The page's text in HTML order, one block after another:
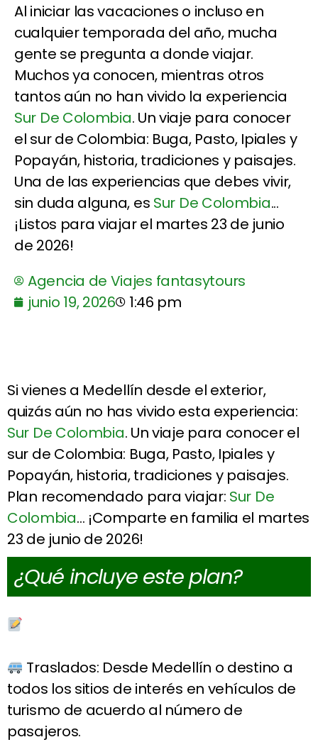
Al iniciar las vacaciones o incluso en
cualquier temporada del año, mucha
gente se pregunta a donde viajar.
Muchos ya conocen, mientras otros
tantos aún no han vivido la experiencia
Sur De Colombia. Un viaje para conocer
el sur de Colombia: Buga, Pasto, Ipiales y
Popayán, historia, tradiciones y paisajes.
Una de las experiencias que debes vivir,
sin duda alguna, es Sur De Colombia...
¡Listos para viajar el martes 23 de junio
de 2026!
Agencia de Viajes fantasytours
junio 19, 2026
1:46 pm
Si vienes a Medellín desde el exterior,
quizás aún no has vivido esta experiencia:
Sur De Colombia. Un viaje para conocer el
sur de Colombia: Buga, Pasto, Ipiales y
Popayán, historia, tradiciones y paisajes.
Plan recomendado para viajar: Sur De
Colombia… ¡Comparte en familia el martes
23 de junio de 2026!
¿Qué incluye este plan?
Traslados: Desde Medellín o destino a
todos los sitios de interés en vehículos de
turismo de acuerdo al número de
pasajeros.